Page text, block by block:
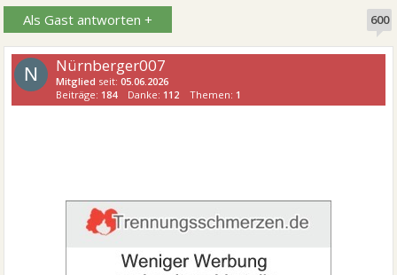
Als Gast antworten + 600
N Nürnberger007
Mitglied seit:05.06.2026
Beiträge: 184 Danke: 112 Themen: 1